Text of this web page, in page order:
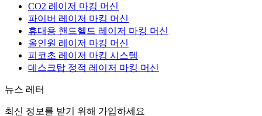
CO2 레이저 마킹 머신
파이버 레이저 마킹 머신
휴대용 핸드헬드 레이저 마킹 머신
올인원 레이저 마킹 머신
피코초 레이저 마킹 시스템
데스크탑 정적 레이저 마킹 머신
뉴스 레터
최신 정보를 받기 위해 가입하세요